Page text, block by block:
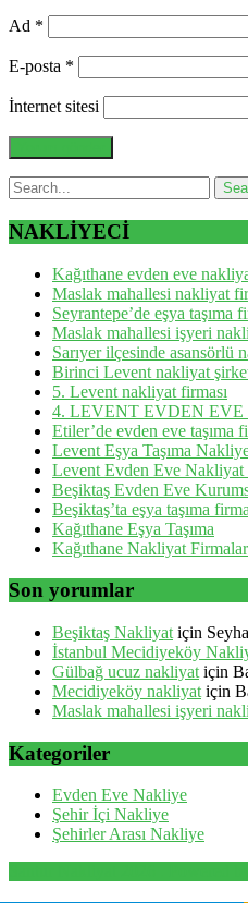
Ad *
E-posta *
İnternet sitesi
NAKLİYECİ
Kağıthane evden eve
Maslak mahallesi nakliyat
Seyrantepe’de eşya taşıma
Maslak mahallesi işyeri
Sarıyer ilçesinde asansörlü
Birinci Levent nakliyat
5. Levent nakliyat firması
4. LEVENT EVDEN
Etiler’de evden eve taşıma
Levent Eşya Taşıma
Levent Evden Eve Nakliyat
Beşiktaş Evden Eve
Beşiktaş’ta eşya taşıma
Kağıthane Eşya Taşıma
Kağıthane Nakliyat
Son yorumlar
Beşiktaş Nakliyat için
İstanbul Mecidiyeköy
Gülbağ ucuz nakliyat için
Mecidiyeköy nakliyat için
Maslak mahallesi işyeri
Kategoriler
Evden Eve Nakliye
Şehir İçi Nakliye
Şehirler Arası Nakliye